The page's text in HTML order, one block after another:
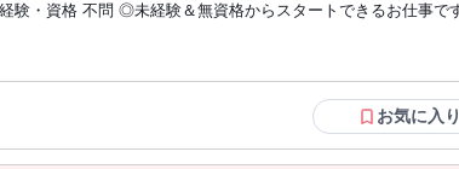
経験・資格 不問 ◎未経験＆無資格からスタートできるお仕事です。 研修＆現場サポ
お気に入り